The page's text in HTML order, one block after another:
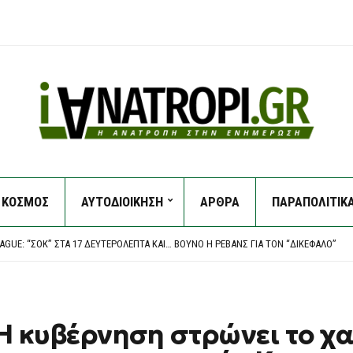
ΚΟΣΜΟΣ ΑΥΤΟΔΙΟΙΚΗΣΗ ΑΡΘΡΑ
ΔΕΞΙΆ ΠΟΛΥΚΑΤΟΙΚΊΑ – ΤΟ ΠΌΘΕΝ ΈΣΧΕΣ ΤΗΣ ΔΌΜΝΑΣ ΚΑΙ Η ΕΠΙΧΕΊΡΗΣΗ
“ΣΟΚ” ΣΤΑ 17 ΔΕΥΤΕΡΌΛΕΠΤΑ ΚΑΙ… ΒΟΥΝΌ Η ΡΕΒΆΝΣ ΓΙΑ ΤΟΝ “ΔΙΚΈΦΑΛΟ”
ΣΤΟ ΝΟΣΟΚΟΜΕΊΟ ΤΗΣ ΚΟΡΊΝΘΟΥ – ΈΡΕΥΝΑ ΖΗΤΆΕΙ Ο
ΔΕΞΙΆ ΠΟΛΥΚΑΤΟΙΚΊΑ – ΤΟ ΠΌΘΕΝ ΈΣΧΕΣ ΤΗΣ ΔΌΜΝΑΣ ΚΑΙ Η ΕΠΙΧΕΊΡΗΣΗ
στρώνει το